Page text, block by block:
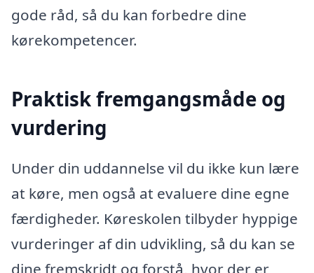
gode råd, så du kan forbedre dine
kørekompetencer.
Praktisk fremgangsmåde og
vurdering
Under din uddannelse vil du ikke kun lære
at køre, men også at evaluere dine egne
færdigheder. Køreskolen tilbyder hyppige
vurderinger af din udvikling, så du kan se
dine fremskridt og forstå, hvor der er